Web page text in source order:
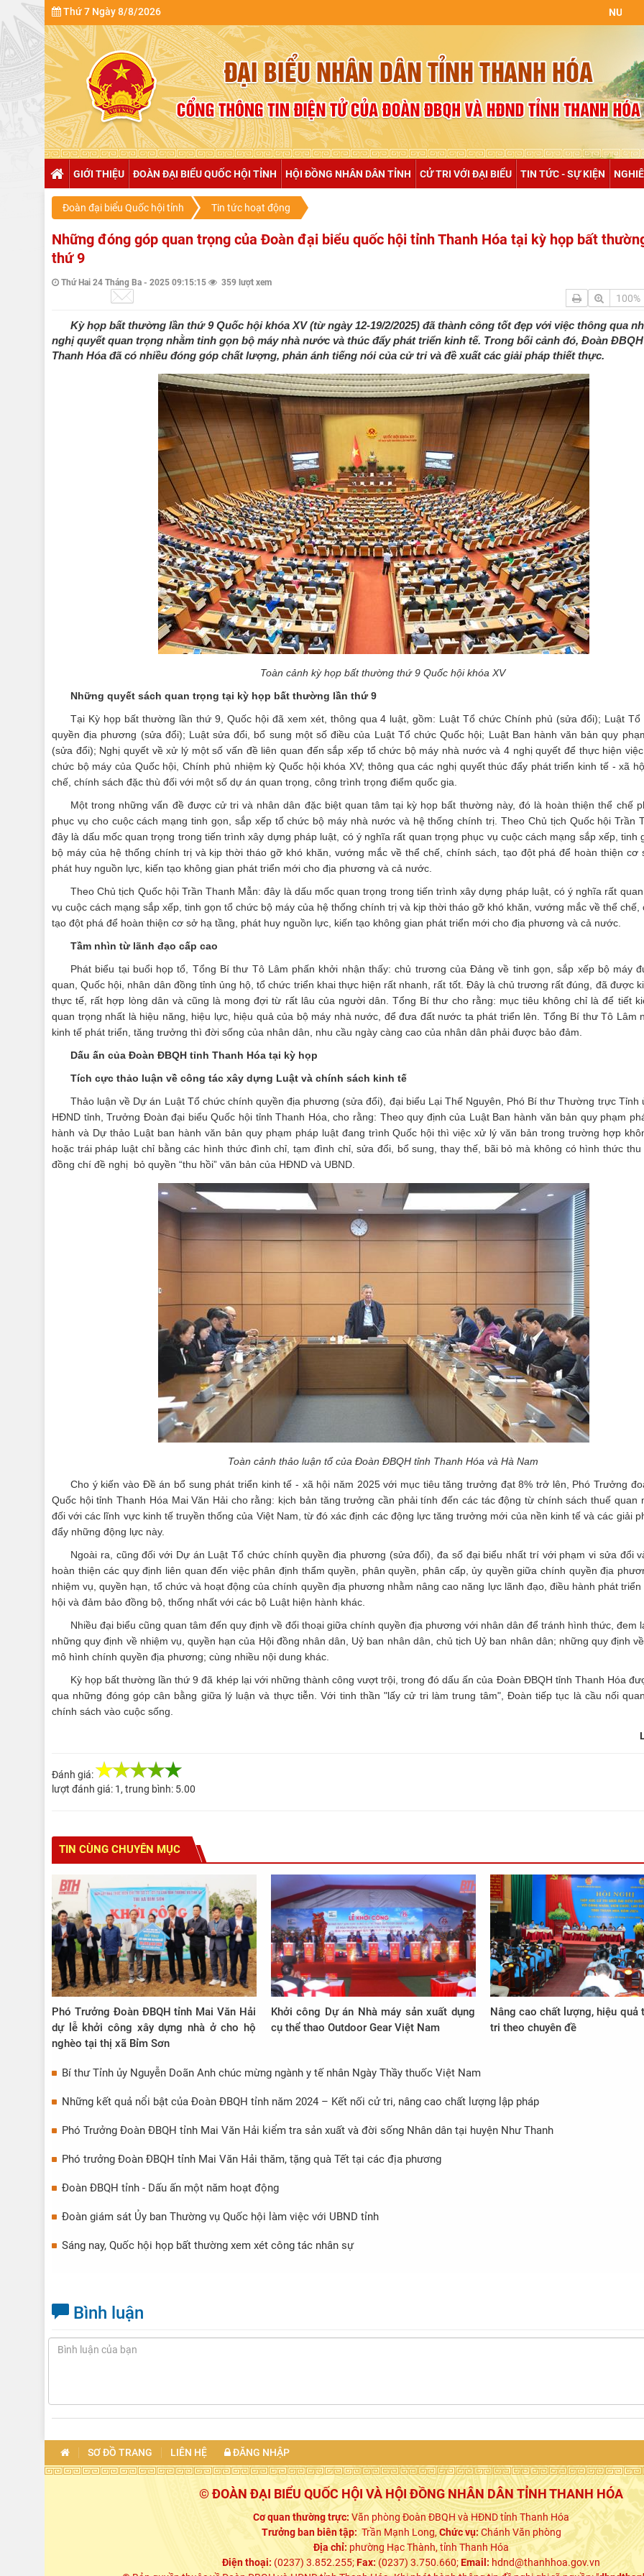
Thứ 7 Ngày 8/8/2026
GIỚI THIỆU ĐOÀN ĐẠI BIỂU QUỐC HỘI TỈNH HỘI ĐỒNG NHÂN DÂN TỈNH CỬ TRI VỚI ĐẠI BIỂU TIN TỨC - SỰ KIỆN
Đoàn đại biểu Quốc hội tỉnh Tin tức hoạt động
Những đóng góp quan trọng của Đoàn đại biểu quốc hội tỉnh Thanh Hóa tại kỳ họp bất
thứ 9
Thứ Hai 24 Tháng Ba - 2025 09:15:15 359 lượt xem
100%
Kỳ họp bất thường lần thứ 9 Quốc hội khóa XV (từ ngày 12-19/2/2025) đã thành công tốt đẹp với việc thông qua
nghị quyết quan trọng nhằm tinh gọn bộ máy nhà nước và thúc đẩy phát triển kinh tế. Trong bối cảnh đó, Đoàn
Thanh Hóa đã có nhiều đóng góp chất lượng, phản ánh tiếng nói của cử tri và đề xuất các giải pháp thiết thực.
Toàn cảnh kỳ họp bất thường thứ 9 Quốc hội khóa XV
Những quyết sách quan trọng tại kỳ họp bất thường lần thứ 9
Tại Kỳ họp bất thường lần thứ 9, Quốc hội đã xem xét, thông qua 4 luật, gồm: Luật Tổ chức Chính phủ (sửa đổi); Luật Tổ
quyền địa phương (sửa đổi); Luật sửa đổi, bổ sung một số điều của Luật Tổ chức Quốc hội; Luật Ban hành văn bản quy
(sửa đổi); Nghị quyết về xử lý một số vấn đề liên quan đến sắp xếp tổ chức bộ máy nhà nước và 4 nghị quyết để thực hiện
chức bộ máy của Quốc hội, Chính phủ nhiệm kỳ Quốc hội khóa XV; thông qua các nghị quyết thúc đẩy phát triển kinh tế - xã
chế, chính sách đặc thù đối với một số dự án quan trọng, công trình trọng điểm quốc gia.
Một trong những vấn đề được cử tri và nhân dân đặc biệt quan tâm tại kỳ họp bất thường này, đó là hoàn thiện thể chế
phục vụ cho cuộc cách mạng tinh gọn, sắp xếp tổ chức bộ máy nhà nước và hệ thống chính trị. Theo Chủ tịch Quốc hội Trần
đây là dấu mốc quan trọng trong tiến trình xây dựng pháp luật, có ý nghĩa rất quan trọng phục vụ cuộc cách mạng sắp xếp, tinh
bộ máy của hệ thống chính trị và kịp thời tháo gỡ khó khăn, vướng mắc về thể chế, chính sách, tạo đột phá để hoàn thiện cơ
phát huy nguồn lực, kiến tạo không gian phát triển mới cho địa phương và cả nước.
Theo Chủ tịch Quốc hội Trần Thanh Mẫn: đây là dấu mốc quan trọng trong tiến trình xây dựng pháp luật, có ý nghĩa rất
vụ cuộc cách mạng sắp xếp, tinh gọn tổ chức bộ máy của hệ thống chính trị và kịp thời tháo gỡ khó khăn, vướng mắc về thể chế,
tạo đột phá để hoàn thiện cơ sở hạ tầng, phát huy nguồn lực, kiến tạo không gian phát triển mới cho địa phương và cả nước.
Tầm nhìn từ lãnh đạo cấp cao
Phát biểu tại buổi họp tổ, Tổng Bí thư Tô Lâm phấn khởi nhận thấy: chủ trương của Đảng về tinh gọn, sắp xếp bộ máy
quan, Quốc hội, nhân dân đồng tỉnh ủng hộ, tổ chức triển khai thực hiện rất nhanh, rất tốt. Đây là chủ trương rất đúng, đã được
thực tế, rất hợp lòng dân và cũng là mong đợi từ rất lâu của người dân. Tổng Bí thư cho rằng: mục tiêu không chỉ là để tiết
quan trọng nhất là hiệu năng, hiệu lực, hiệu quả của bộ máy nhà nước, để đưa đất nước ta phát triển lên. Tổng Bí thư Tô Lâm
kinh tế phát triển, tăng trưởng thì đời sống của nhân dân, nhu cầu ngày càng cao của nhân dân phải được bảo đảm.
Dấu ấn của Đoàn ĐBQH tỉnh Thanh Hóa tại kỳ họp
Tích cực thảo luận về công tác xây dựng Luật và chính sách kinh tế
Thảo luận về Dự án Luật Tổ chức chính quyền địa phương (sửa đổi), đại biểu Lại Thế Nguyên, Phó Bí thư Thường trực Tỉnh
HĐND tỉnh, Trưởng Đoàn đại biểu Quốc hội tỉnh Thanh Hóa, cho rằng: Theo quy định của Luật Ban hành văn bản quy phạm
hành và Dự thảo Luật ban hành văn bản quy phạm pháp luật đang trình Quốc hội thì việc xử lý văn bản trong trường hợp
hoặc trái pháp luật chỉ bằng các hình thức đình chỉ, tạm đình chỉ, sửa đổi, bổ sung, thay thế, bãi bỏ mà không có hình thức thu
đồng chí đề nghị bỏ quyền “thu hồi” văn bản của HĐND và UBND.
Toàn cảnh thảo luận tổ của Đoàn ĐBQH tỉnh Thanh Hóa và Hà Nam
Cho ý kiến vào Đề án bổ sung phát triển kinh tế - xã hội năm 2025 với mục tiêu tăng trưởng đạt 8% trở lên, Phó Trưởng
Quốc hội tỉnh Thanh Hóa Mai Văn Hải cho rằng: kịch bản tăng trưởng cần phải tính đến các tác động từ chính sách thuế quan
đối với các lĩnh vực kinh tế truyền thống của Việt Nam, từ đó xác định các động lực tăng trưởng mới của nền kinh tế và các giải
đẩy những động lực này.
Ngoài ra, cũng đối với Dự án Luật Tổ chức chính quyền địa phương (sửa đổi), đa số đại biểu nhất trí với phạm vi sửa đổi
hoàn thiện các quy định liên quan đến việc phân định thẩm quyền, phân quyền, phân cấp, ủy quyền giữa chính quyền địa
nhiệm vụ, quyền hạn, tổ chức và hoạt động của chính quyền địa phương nhằm nâng cao năng lực lãnh đạo, điều hành phát triển
hội và đảm bảo đồng bộ, thống nhất với các bộ Luật hiện hành khác.
Nhiều đại biểu cũng quan tâm đến quy định về đối thoại giữa chính quyền địa phương với nhân dân để tránh hình thức, đem
những quy định về nhiệm vụ, quyền hạn của Hội đồng nhân dân, Uỷ ban nhân dân, chủ tịch Uỷ ban nhân dân; những quy định
mô hình chính quyền địa phương; cùng nhiều nội dung khác.
Kỳ họp bất thường lần thứ 9 đã khép lại với những thành công vượt trội, trong đó dấu ấn của Đoàn ĐBQH tỉnh Thanh Hóa
qua những đóng góp cân bằng giữa lý luận và thực tiễn. Với tinh thần "lấy cử tri làm trung tâm", Đoàn tiếp tục là cầu nối
chính sách vào cuộc sống.
Đánh giá:
lượt đánh giá: 1 , trung bình: 5.00
TIN CÙNG CHUYÊN MỤC
Phó Trưởng Đoàn ĐBQH tỉnh Mai Văn Hải
dự lễ khởi công xây dựng nhà ở cho hộ
nghèo tại thị xã Bỉm Sơn
Khởi công Dự án Nhà máy sản xuất dụng
cụ thể thao Outdoor Gear Việt Nam
Nâng cao chất lượng, hiệu quả
tri theo chuyên đề
Bí thư Tỉnh ủy Nguyễn Doãn Anh chúc mừng ngành y tế nhân Ngày Thầy thuốc Việt Nam
Những kết quả nổi bật của Đoàn ĐBQH tỉnh năm 2024 – Kết nối cử tri, nâng cao chất lượng lập pháp
Phó Trưởng Đoàn ĐBQH tỉnh Mai Văn Hải kiểm tra sản xuất và đời sống Nhân dân tại huyện Như Thanh
Phó trưởng Đoàn ĐBQH tỉnh Mai Văn Hải thăm, tặng quà Tết tại các địa phương
Đoàn ĐBQH tỉnh - Dấu ấn một năm hoạt động
Đoàn giám sát Ủy ban Thường vụ Quốc hội làm việc với UBND tỉnh
Sáng nay, Quốc hội họp bất thường xem xét công tác nhân sự
Bình luận
SƠ ĐỒ TRANG LIÊN HỆ ĐĂNG NHẬP
© ĐOÀN ĐẠI BIỂU QUỐC HỘI VÀ HỘI ĐỒNG NHÂN DÂN TỈNH THANH HÓA
Cơ quan thường trực: Văn phòng Đoàn ĐBQH và HĐND tỉnh Thanh Hóa
Trưởng ban biên tập:Trần Mạnh Long,Chức vụ:Chánh Văn phòng
Địa chỉ:phường Hạc Thành, tỉnh Thanh Hóa
Điện thoại: (0237) 3.852.255;Fax:(0237) 3.750.660;Email: hdnd@thanhhoa.gov.vn